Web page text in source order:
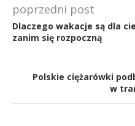
poprzedni post
Dlaczego wakacje są dla
zanim się rozpoczną
Polskie ciężarówki
w